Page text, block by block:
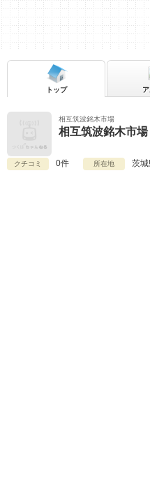
相互筑波銘木市場
相互筑波銘木市場
クチコミ 0件 所在地 茨
トップ